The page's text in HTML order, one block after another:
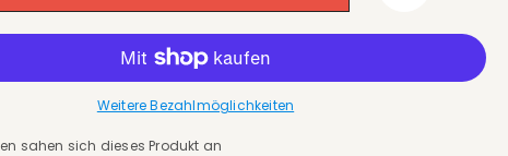
Weitere Bezahlmöglichkeiten
sahen sich dieses Produkt an